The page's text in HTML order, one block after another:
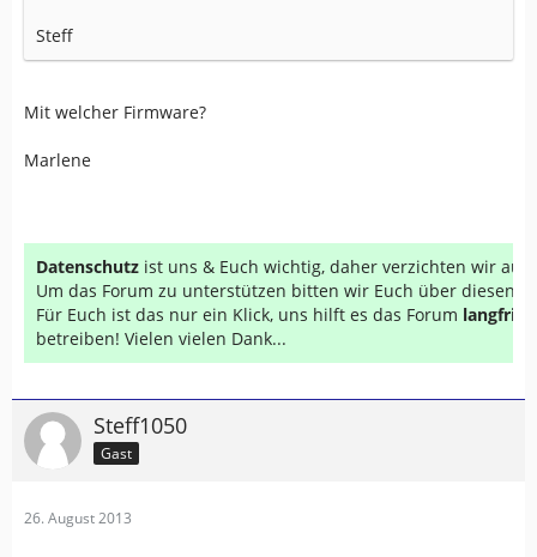
Steff
Mit welcher Firmware?
Marlene
Datenschutz ist uns & Euch wichtig, daher verzichten wir auf
Um das Forum zu unterstützen bitten wir Euch über diesen
Für Euch ist das nur ein Klick, uns hilft es das Forum
betreiben! Vielen vielen Dank...
Steff1050
Gast
26. August 2013